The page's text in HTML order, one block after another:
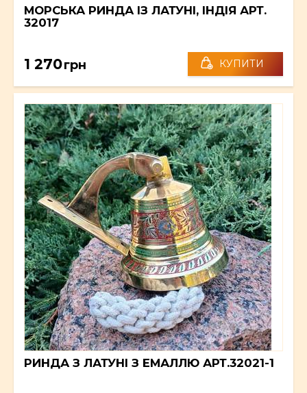
МОРСЬКА РИНДА ІЗ ЛАТУНІ, ІНДІЯ АРТ.
32017
1 270грн КУПИТИ
РИНДА З ЛАТУНІ З ЕМАЛЛЮ АРТ.32021-1